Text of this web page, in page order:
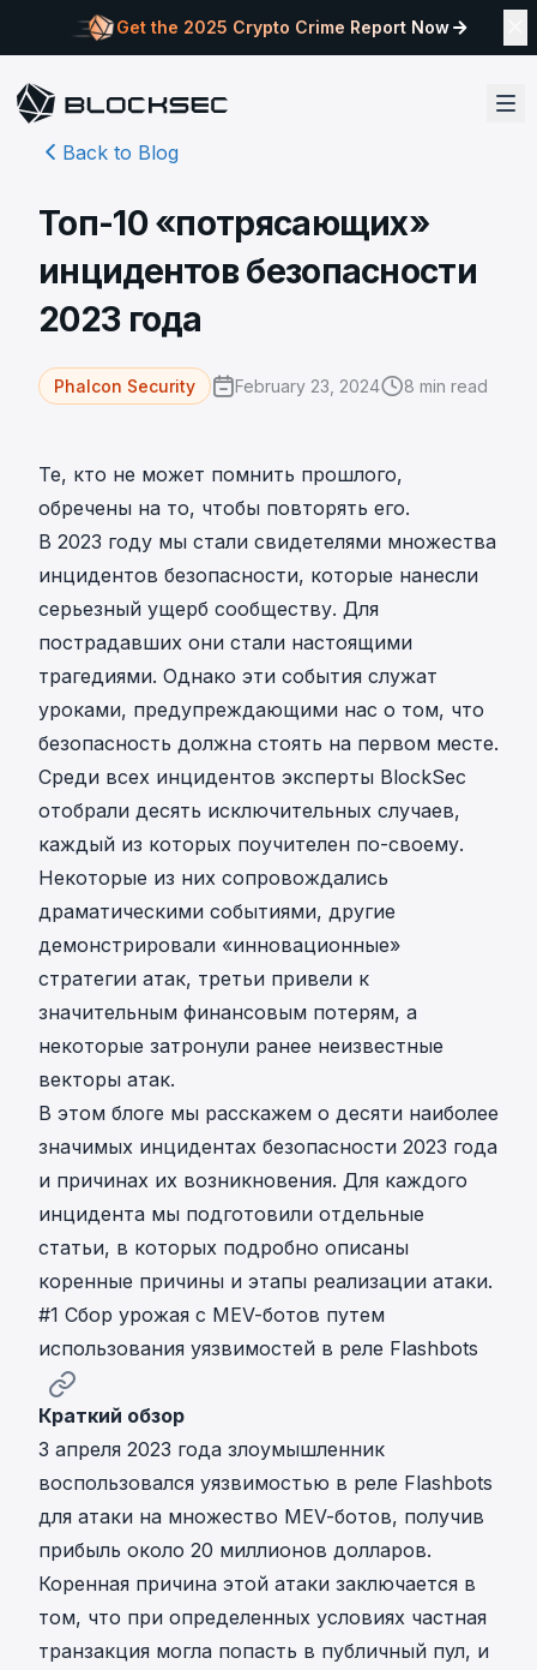
Get the 2025 Crypto Crime Report Now
Back to Blog
Топ-10 «потрясающих»
инцидентов безопасности
2023 года
Phalcon Security February 23, 2024 8 min read
Те, кто не может помнить прошлого,
обречены на то, чтобы повторять его.
В 2023 году мы стали свидетелями множества
инцидентов безопасности, которые нанесли
серьезный ущерб сообществу. Для
пострадавших они стали настоящими
трагедиями. Однако эти события служат
уроками, предупреждающими нас о том, что
безопасность должна стоять на первом месте.
Среди всех инцидентов эксперты BlockSec
отобрали десять исключительных случаев,
каждый из которых поучителен по-своему.
Некоторые из них сопровождались
драматическими событиями, другие
демонстрировали «инновационные»
стратегии атак, третьи привели к
значительным финансовым потерям, а
некоторые затронули ранее неизвестные
векторы атак.
В этом блоге мы расскажем о десяти наиболее
значимых инцидентах безопасности 2023 года
и причинах их возникновения. Для каждого
инцидента мы подготовили отдельные
статьи, в которых подробно описаны
коренные причины и этапы реализации атаки.
#1 Сбор урожая с MEV-ботов путем
использования уязвимостей в реле Flashbots
Краткий обзор
3 апреля 2023 года злоумышленник
воспользовался уязвимостью в реле Flashbots
для атаки на множество MEV-ботов, получив
прибыль около 20 миллионов долларов.
Коренная причина этой атаки заключается в
том, что при определенных условиях частная
транзакция могла попасть в публичный пул, и